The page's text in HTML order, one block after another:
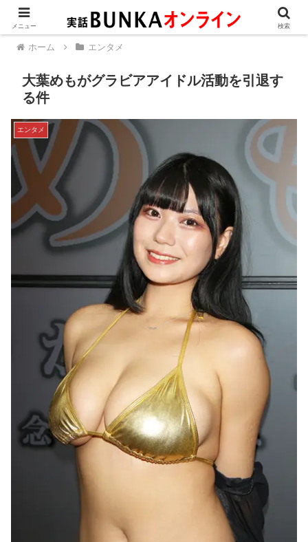
ホーム エンタメ
大葉めもがグラビアアイドル活動を引退す
る件
エンタメ
メニュー 検索